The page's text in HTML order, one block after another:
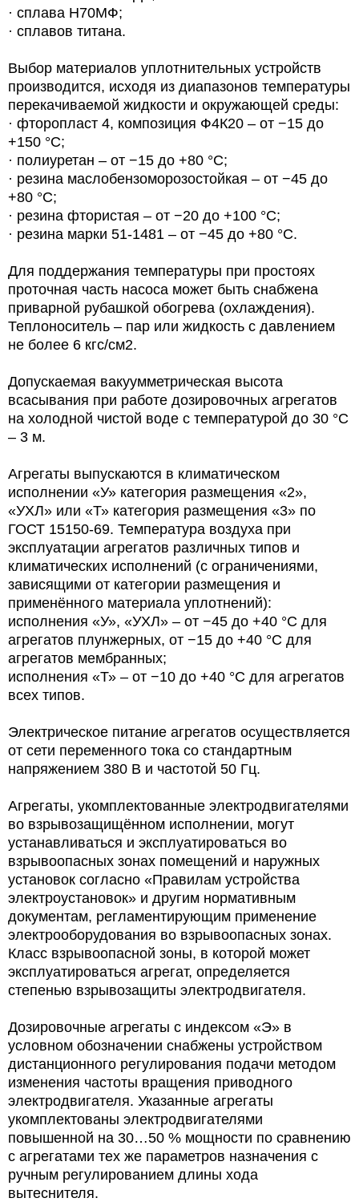
· сплава Н70МФ;
· сплавов титана.
Выбор материалов уплотнительных устройств
производится, исходя из диапазонов температуры
перекачиваемой жидкости и окружающей среды:
· фторопласт 4, композиция Ф4К20 – от −15 до
+150 °С;
· полиуретан – от −15 до +80 °С;
· резина маслобензоморозостойкая – от −45 до
+80 °С;
· резина фтористая – от −20 до +100 °С;
· резина марки 51-1481 – от −45 до +80 °С.
Для поддержания температуры при простоях
проточная часть насоса может быть снабжена
приварной рубашкой обогрева (охлаждения).
Теплоноситель – пар или жидкость с давлением
не более 6 кгс/см2.
Допускаемая вакуумметрическая высота
всасывания при работе дозировочных агрегатов
на холодной чистой воде с температурой до 30 °С
– 3 м.
Агрегаты выпускаются в климатическом
исполнении «У» категория размещения «2»,
«УХЛ» или «Т» категория размещения «3» по
ГОСТ 15150-69. Температура воздуха при
эксплуатации агрегатов различных типов и
климатических исполнений (с ограничениями,
зависящими от категории размещения и
применённого материала уплотнений):
исполнения «У», «УХЛ» – от −45 до +40 °С для
агрегатов плунжерных, от −15 до +40 °С для
агрегатов мембранных;
исполнения «Т» – от −10 до +40 °С для агрегатов
всех типов.
Электрическое питание агрегатов осуществляется
от сети переменного тока со стандартным
напряжением 380 В и частотой 50 Гц.
Агрегаты, укомплектованные электродвигателями
во взрывозащищённом исполнении, могут
устанавливаться и эксплуатироваться во
взрывоопасных зонах помещений и наружных
установок согласно «Правилам устройства
электроустановок» и другим нормативным
документам, регламентирующим применение
электрооборудования во взрывоопасных зонах.
Класс взрывоопасной зоны, в которой может
эксплуатироваться агрегат, определяется
степенью взрывозащиты электродвигателя.
Дозировочные агрегаты с индексом «Э» в
условном обозначении снабжены устройством
дистанционного регулирования подачи методом
изменения частоты вращения приводного
электродвигателя. Указанные агрегаты
укомплектованы электродвигателями
повышенной на 30…50 % мощности по сравнению
с агрегатами тех же параметров назначения с
ручным регулированием длины хода
вытеснителя.